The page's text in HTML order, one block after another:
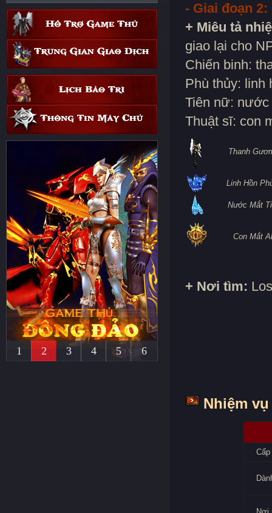
1 2 3 4 5 6
- Giai đoạn 2:
+ Miêu tả
giao lại cho
Chiến binh:
Phù thủy: linh
Tiên nữ:
Thuật sĩ: con
Thanh
Linh Hồn
Nước Mắt
Con Mắt
+ Nơi tìm:
Nhiệm